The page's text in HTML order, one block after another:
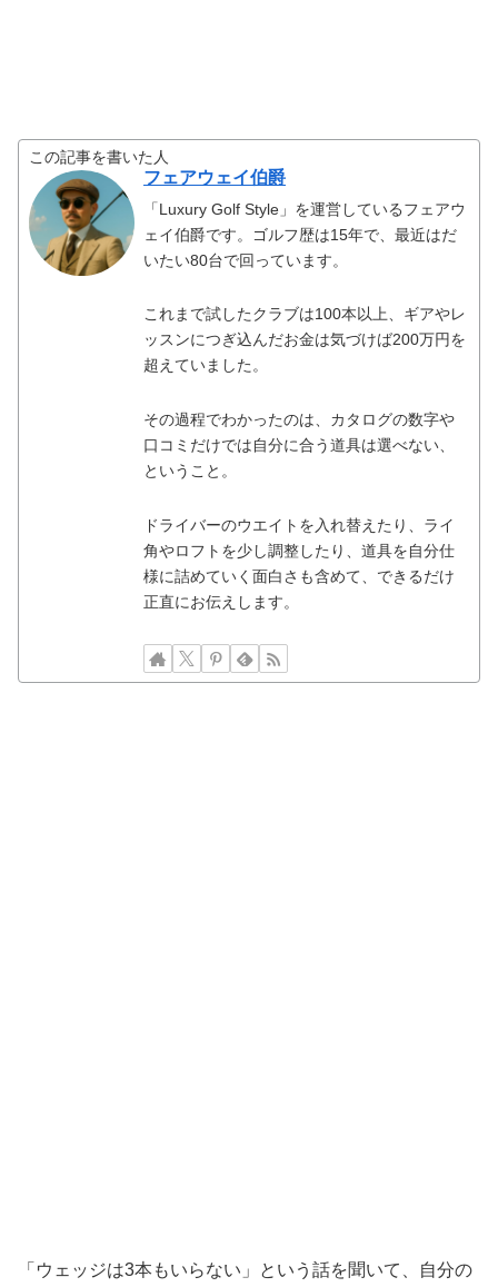
この記事を書いた人
フェアウェイ伯爵
「Luxury Golf Style」を運営しているフェアウ
ェイ伯爵です。ゴルフ歴は15年で、最近はだ
いたい80台で回っています。
これまで試したクラブは100本以上、ギアやレ
ッスンにつぎ込んだお金は気づけば200万円を
超えていました。
その過程でわかったのは、カタログの数字や
口コミだけでは自分に合う道具は選べない、
ということ。
ドライバーのウエイトを入れ替えたり、ライ
角やロフトを少し調整したり、道具を自分仕
様に詰めていく面白さも含めて、できるだけ
正直にお伝えします。
「ウェッジは3本もいらない」という話を聞いて、自分の